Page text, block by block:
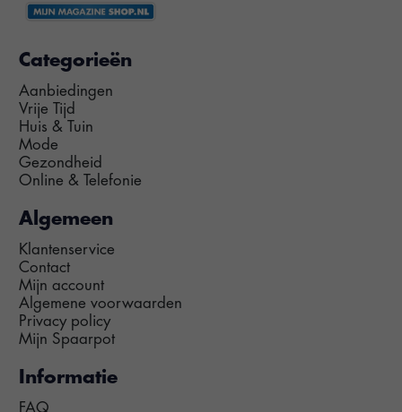
Categorieën
Aanbiedingen
Vrije Tijd
Huis & Tuin
Mode
Gezondheid
Online & Telefonie
Algemeen
Klantenservice
Contact
Mijn account
Algemene voorwaarden
Privacy policy
Mijn Spaarpot
Informatie
FAQ